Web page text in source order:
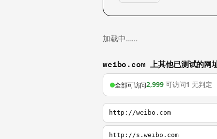
加载中……
weibo.com 上其他已测试的网
全部可访问2,999 可访问1 无判定
http://weibo.com
http://s.weibo.com